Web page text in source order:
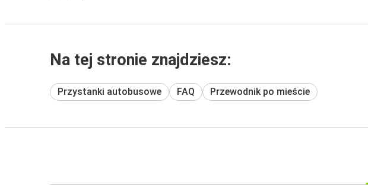
Na tej stronie znajdziesz:
Przystanki autobusowe FAQ Przewodnik po mieście